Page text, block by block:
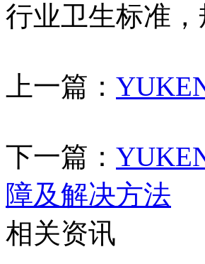
行业卫生标准
上一篇：
下一篇：
障及解决方法
相关资讯